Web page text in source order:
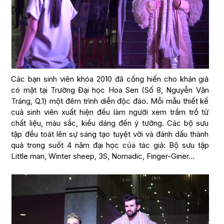
Các bạn sinh viên khóa 2010 đã cống hiến cho khán giả
có mặt tại Trường Đại học Hoa Sen (Số 8, Nguyễn Văn
Tráng, Q.1) một đêm trình diễn độc đáo. Mỗi mẫu thiết kế
cuả sinh viên xuất hiện đều làm người xem trầm trồ từ
chất liệu, màu sắc, kiểu dáng đến ý tưởng. Các bộ sưu
tập đều toát lên sự sáng tạo tuyệt vời và đánh dấu thành
quả trong suốt 4 năm đại học của tác giả: Bộ sưu tập
Little man, Winter sheep, 3S, Nomadic, Finger-Giner…